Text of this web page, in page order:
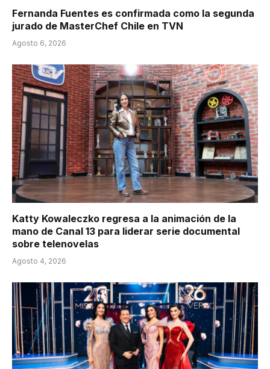
Fernanda Fuentes es confirmada como la segunda
jurado de MasterChef Chile en TVN
Agosto 6, 2026
Katty Kowaleczko regresa a la animación de la
mano de Canal 13 para liderar serie documental
sobre telenovelas
Agosto 4, 2026